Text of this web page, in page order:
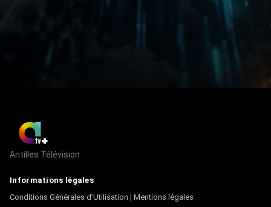
Antilles Télévision
Informations légales
Conditions Générales d’Utilisation | Mentions légales